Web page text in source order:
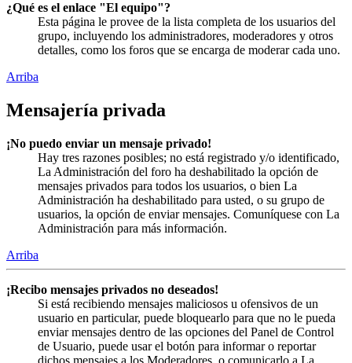
¿Qué es el enlace "El equipo"?
Esta página le provee de la lista completa de los usuarios del
grupo, incluyendo los administradores, moderadores y otros
detalles, como los foros que se encarga de moderar cada uno.
Arriba
Mensajería privada
¡No puedo enviar un mensaje privado!
Hay tres razones posibles; no está registrado y/o identificado,
La Administración del foro ha deshabilitado la opción de
mensajes privados para todos los usuarios, o bien La
Administración ha deshabilitado para usted, o su grupo de
usuarios, la opción de enviar mensajes. Comuníquese con La
Administración para más información.
Arriba
¡Recibo mensajes privados no deseados!
Si está recibiendo mensajes maliciosos u ofensivos de un
usuario en particular, puede bloquearlo para que no le pueda
enviar mensajes dentro de las opciones del Panel de Control
de Usuario, puede usar el botón para informar o reportar